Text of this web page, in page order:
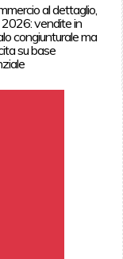
al dettaglio,
2026: vendite in
congiunturale ma
su base